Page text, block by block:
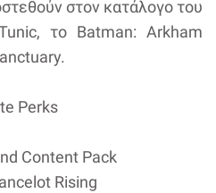
στον κατάλογο του
το Batman: Arkham
Perks
Content Pack
Rising